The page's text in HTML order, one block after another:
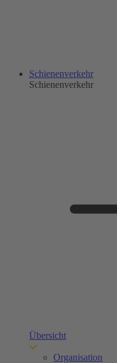
Schienenverkehr
Schienenverkehr
Übersicht
Organisation